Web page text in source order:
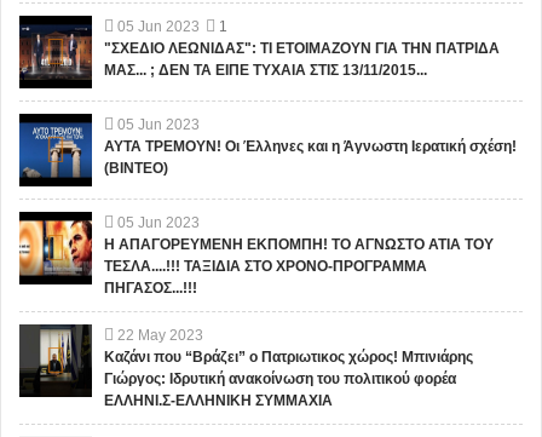
05 Jun 2023
1
"ΣΧΕΔΙΟ ΛΕΩΝΙΔΑΣ": ΤΙ ΕΤΟΙΜΑΖΟΥΝ ΓΙΑ ΤΗΝ ΠΑΤΡΙΔΑ
ΜΑΣ... ; ΔΕΝ ΤΑ ΕΙΠΕ ΤΥΧΑΙΑ ΣΤΙΣ 13/11/2015...
05 Jun 2023
ΑΥΤΑ ΤΡΕΜΟΥΝ! Οι Έλληνες και η Άγνωστη Ιερατική σχέση!
(ΒΙΝΤΕΟ)
05 Jun 2023
Η ΑΠΑΓΟΡΕΥΜΕΝΗ ΕΚΠΟΜΠΗ! ΤΟ ΑΓΝΩΣΤΟ ΑΤΙΑ ΤΟΥ
ΤΕΣΛΑ....!!! ΤΑΞΙΔΙΑ ΣΤΟ ΧΡΟΝΟ-ΠΡΟΓΡΑΜΜΑ
ΠΗΓΑΣΟΣ...!!!
22 May 2023
Καζάνι που “Βράζει” ο Πατριωτικος χώρος! Μπινιάρης
Γιώργος: Ιδρυτική ανακοίνωση του πολιτικού φορέα
ΕΛΛΗΝΙ.Σ-ΕΛΛΗΝΙΚΗ ΣΥΜΜΑΧΙΑ